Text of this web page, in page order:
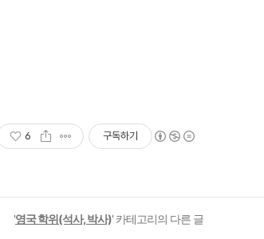
6 구독하기
'영국 학위(석사, 박사)' 카테고리의 다른 글